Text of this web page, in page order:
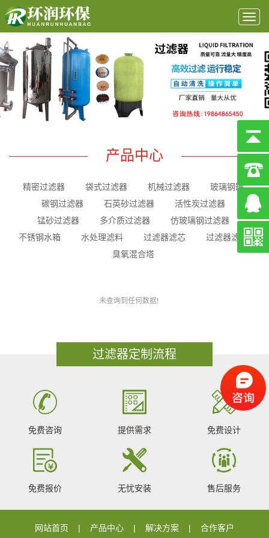
产品中心
精密过滤器 袋式过滤器 机械过滤器
玻璃钢罐
碳钢过滤器
石英砂过滤器
活性炭过滤器
锰砂过滤器
多介质过滤器
仿玻璃钢过滤器
不锈钢水箱
水处理滤料 过滤器滤芯
过滤器滤袋
臭氧混合塔
未查询到任何数据!
过滤器定制流程
免费咨询 提供需求 免费设计
免费报价 无忧安装 售后服务
网站首页 产品中心 解决方案 合作客户